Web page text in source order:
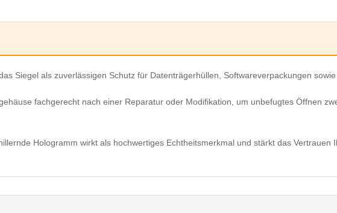
Siegel als zuverlässigen Schutz für Datenträgerhüllen, Softwareverpackungen sowie
fachgerecht nach einer Reparatur oder Modifikation, um unbefugtes Öffnen
Hologramm wirkt als hochwertiges Echtheitsmerkmal und stärkt das Vertrauen